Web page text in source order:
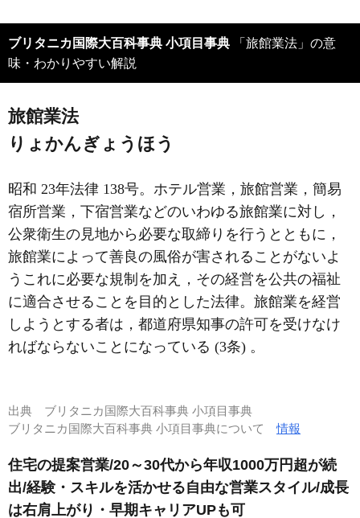
ブリタニカ国際大百科事典 小項目事典 「旅館業法」の意
味・わかりやすい解説
旅館業法
りょかんぎょうほう
昭和 23年法律 138号。ホテル営業，旅館営業，簡易
宿所営業，下宿営業などのいわゆる旅館業に対し，
公衆衛生の見地から必要な取締りを行うとともに，
旅館業によって善良の風俗が害されることがないよ
うこれに必要な規制を加え，その経営を公共の福祉
に適合させることを目的とした法律。旅館業を経営
しようとする者は，都道府県知事の許可を受けなけ
ればならないことになっている (3条) 。
出典 ブリタニカ国際大百科事典 小項目事典
ブリタニカ国際大百科事典 小項目事典について情報
住宅の提案営業/20～30代から年収1000万円超が続
出/経験・スキルを活かせる自由な営業スタイル/成長
は右肩上がり・早期キャリアUPも可